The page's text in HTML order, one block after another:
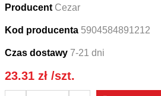
Producent Cezar
Kod producenta 5904584891212
Czas dostawy 7-21 dni
23.31 zł/szt.